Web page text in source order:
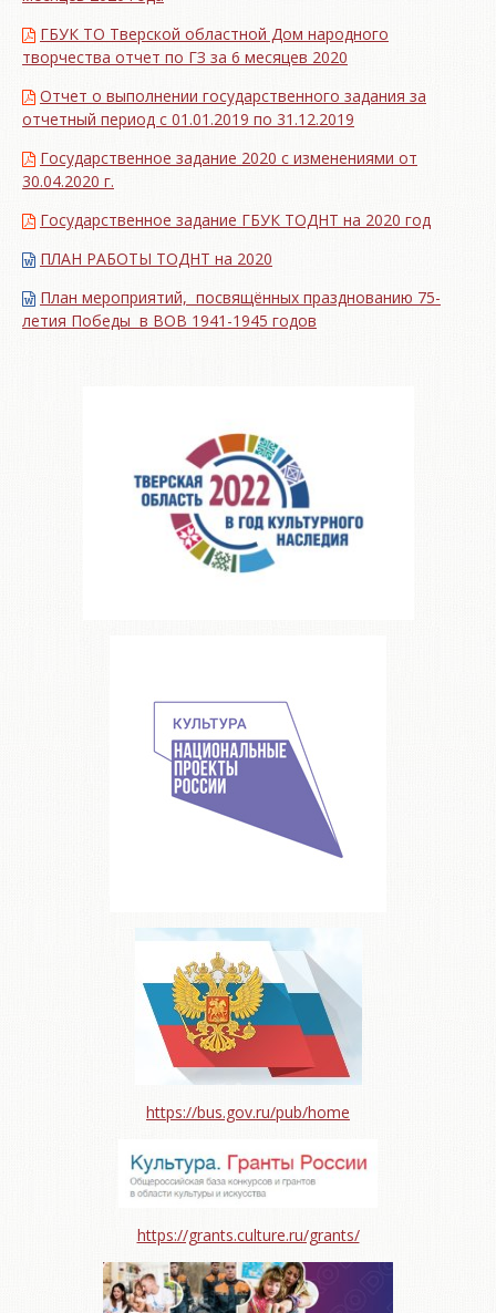
ГБУК ТО Тверской областной Дом народного
творчества отчет по ГЗ за 6 месяцев 2020
Отчет о выполнении государственного задания за
отчетный период с 01.01.2019 по 31.12.2019
Государственное задание 2020 с изменениями от
30.04.2020 г.
Государственное задание ГБУК ТОДНТ на 2020 год
ПЛАН РАБОТЫ ТОДНТ на 2020
План мероприятий, посвящённых празднованию 75-
летия Победы в ВОВ 1941-1945 годов
https://bus.gov.ru/pub/home
https://grants.culture.ru/grants/